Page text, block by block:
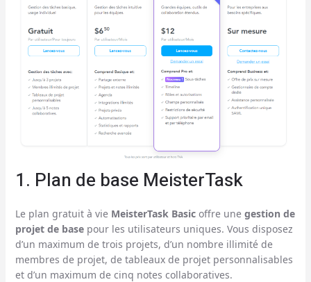
1. Plan de base MeisterTask
Le plan gratuit à vieMeisterTask Basicoffre une gestion de
projet de basepour les utilisateurs uniques. Vous disposez
d’un maximum de trois projets, d’un nombre illimité de
membres de projet, de tableaux de projet personnalisables
et d’un maximum de cinq notes collaboratives.